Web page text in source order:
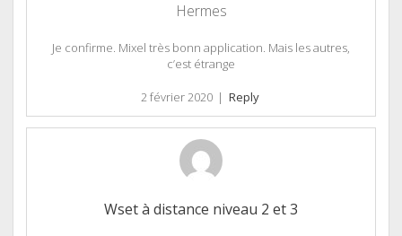
Hermes
Je confirme. Mixel très bonn application. Mais les autres,
c’est étrange
2 février 2020 | Reply
Wset à distance niveau 2 et 3